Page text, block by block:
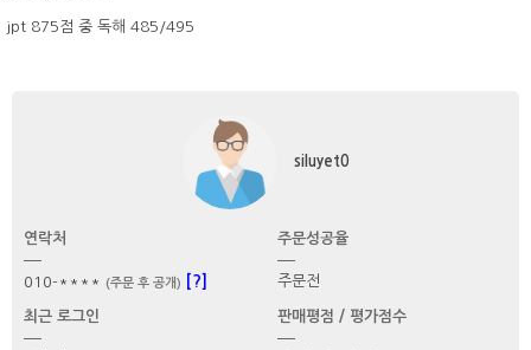
jpt 875점 중 독해 485/495
siluyet0
연락처
010-**** (주문 후 공개) [?]
주문성공율
주문전
최근 로그인 판매평점 / 평가점수